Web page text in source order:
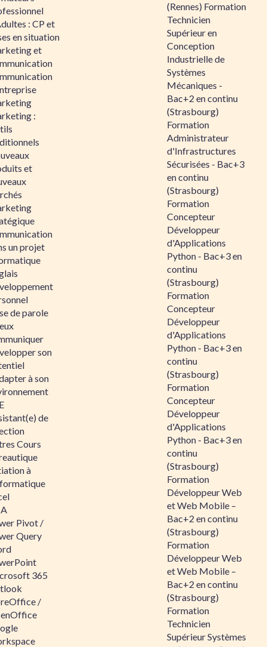
: CP et
en situation
et
:
et
un projet
de parole
son
à son
de
Cours
à
Pivot /
Query
365
/
(Rennes) Formation
Technicien
Supérieur en
Conception
Industrielle de
Systèmes
Mécaniques -
Bac+2 en continu
(Strasbourg)
Formation
Administrateur
d'Infrastructures
Sécurisées - Bac+3
en continu
(Strasbourg)
Formation
Concepteur
Développeur
d'Applications
Python - Bac+3 en
continu
(Strasbourg)
Formation
Concepteur
Développeur
d'Applications
Python - Bac+3 en
continu
(Strasbourg)
Formation
Concepteur
Développeur
d'Applications
Python - Bac+3 en
continu
(Strasbourg)
Formation
Développeur Web
et Web Mobile –
Bac+2 en continu
(Strasbourg)
Formation
Développeur Web
et Web Mobile –
Bac+2 en continu
(Strasbourg)
Formation
Technicien
Supérieur Systèmes